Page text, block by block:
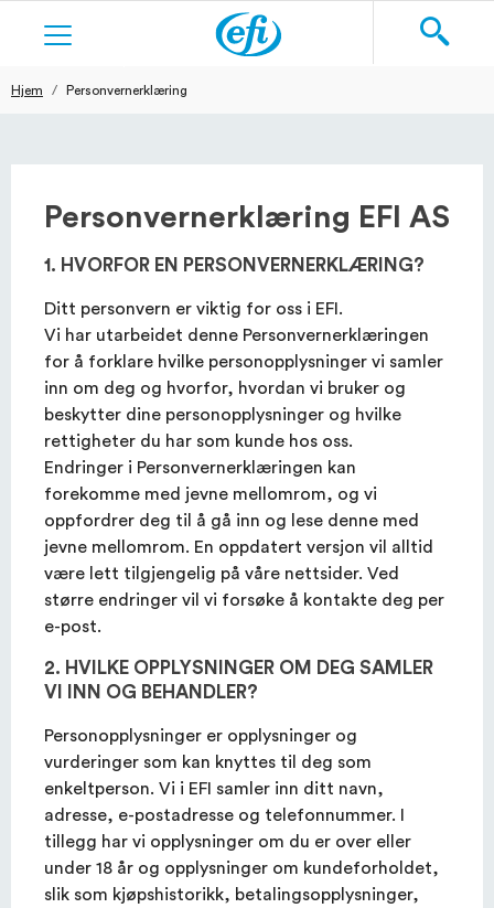
TEKSTILER
BLOGG
NY BRUKER LOGG INN
OM EFI
KUNDESERVICE
Hjem Personvernerklæring
Personvernerklæring EFI AS
1. HVORFOR EN PERSONVERNERKLÆRING?
Ditt personvern er viktig for oss i EFI.
Vi har utarbeidet denne Personvernerklæringen
for å forklare hvilke personopplysninger vi samler
inn om deg og hvorfor, hvordan vi bruker og
beskytter dine personopplysninger og hvilke
rettigheter du har som kunde hos oss.
Endringer i Personvernerklæringen kan
forekomme med jevne mellomrom, og vi
oppfordrer deg til å gå inn og lese denne med
jevne mellomrom. En oppdatert versjon vil alltid
være lett tilgjengelig på våre nettsider. Ved
større endringer vil vi forsøke å kontakte deg per
e-post.
2. HVILKE OPPLYSNINGER OM DEG SAMLER
VI INN OG BEHANDLER?
Personopplysninger er opplysninger og
vurderinger som kan knyttes til deg som
enkeltperson. Vi i EFI samler inn ditt navn,
adresse, e-postadresse og telefonnummer. I
tillegg har vi opplysninger om du er over eller
under 18 år og opplysninger om kundeforholdet,
slik som kjøpshistorikk, betalingsopplysninger,